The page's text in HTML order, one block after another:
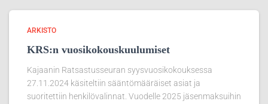
ARKISTO
KRS:n vuosikokouskuulumiset
Kajaanin Ratsastusseuran syysvuosikokouksessa
27.11.2024 käsiteltiin sääntömääräiset asiat ja
suoritettiin henkilövalinnat. Vuodelle 2025 jäsenmaksuihin